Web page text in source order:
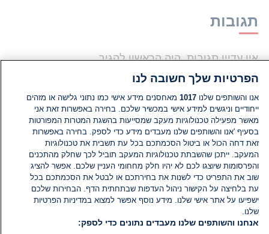
תגובות
אין עדיין תגובות. היה הראשון להגיב
הוסף תגובה
הפרטיות שלך חשובה לנו
אנו והשותפים שלנו1017 מאחסנים מידע אישי כמו נתוני גלישה או מזהים
ייחודיים וניגשים למידע אישי במכשיר שלכם. בחירה באפשרות זאת אני
מאשר מפעילה טכנולוגיות מעקב שמסייעות בהשגת המטרות המפורטות
בסעיף 'אנו והשותפים שלנו מעבדים מידע כדי לספק. בחירה באפשרות
זאת דחה הכול או ביטול הסכמתכם בכל עת תשבית את טכנולוגיות
המעקב. ייתכן שהשבתת טכנולוגיות המעקב תוביל לכך שחלק מהתכנים
והפרסומות שיוצגו לכם לא יהיו חלק מחחומי העניין שלכם. אפשר להציג
שוב את התפריט כדי לשנות את בחירתכם או לבטל את הסכמתכם בכל
עת בלחיצה על הקישור ניהול העדפות שבתחתית הדף. הבחירות שלכם
ישפיעו על אתר אישי שלנו. מידע נוסף אפשר למצוא במדיניות הפרטיות
שלנו.
אנחנו והשותפים שלנו מעבדים נתונים כדי לספק: